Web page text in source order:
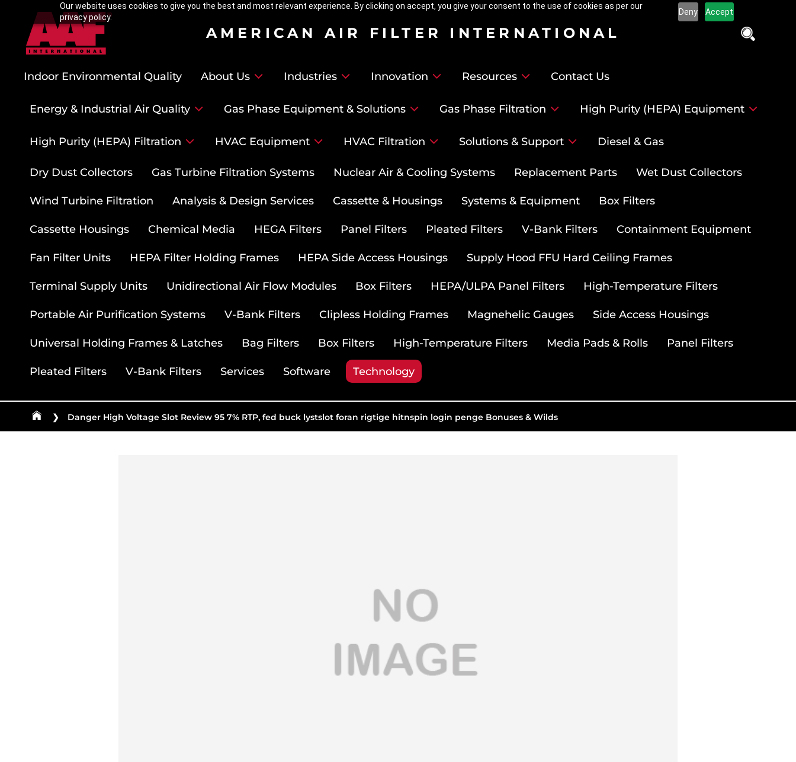
Our website uses cookies to give you the best and most relevant experience. By clicking on accept, you give your consent to the use of cookies as per our
privacy policy.
Deny Accept
AMERICAN AIR FILTER INTERNATIONAL
Indoor Environmental Quality About Us Industries Innovation Resources Contact Us
Energy & Industrial Air Quality Gas Phase Equipment & Solutions Gas Phase Filtration High Purity (HEPA) Equipment
High Purity (HEPA) Filtration HVAC Equipment HVAC Filtration Solutions & Support Diesel & Gas
Dry Dust Collectors Gas Turbine Filtration Systems Nuclear Air & Cooling Systems Replacement Parts Wet Dust Collectors
Wind Turbine Filtration Analysis & Design Services Cassette & Housings Systems & Equipment Box Filters
Cassette Housings Chemical Media HEGA Filters Panel Filters Pleated Filters V-Bank Filters Containment Equipment
Fan Filter Units HEPA Filter Holding Frames HEPA Side Access Housings Supply Hood FFU Hard Ceiling Frames
Terminal Supply Units Unidirectional Air Flow Modules Box Filters HEPA/ULPA Panel Filters High-Temperature Filters
Portable Air Purification Systems V-Bank Filters Clipless Holding Frames Magnehelic Gauges Side Access Housings
Universal Holding Frames & Latches Bag Filters Box Filters High-Temperature Filters Media Pads & Rolls Panel Filters
Pleated Filters V-Bank Filters Services Software Technology
❯ Danger High Voltage Slot Review 95 7% RTP, fed buck lystslot foran rigtige hitnspin login penge Bonuses & Wilds